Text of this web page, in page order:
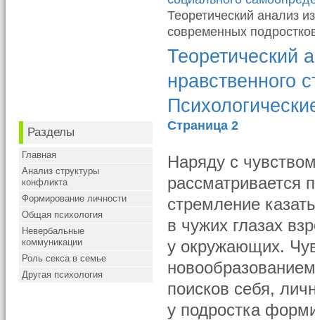
Разделы
Главная
Анализ структуры
конфликта
Формирование личности
Общая психология
Невербальные
коммуникации
Роль секса в семье
Другая психология
Теоретический анализ
современных
Теоретический
нравственного
Страница 2
Наряду с
рассматривается
стремление
в чужих глазах
у окружающих.
поисков себя,
у подростка